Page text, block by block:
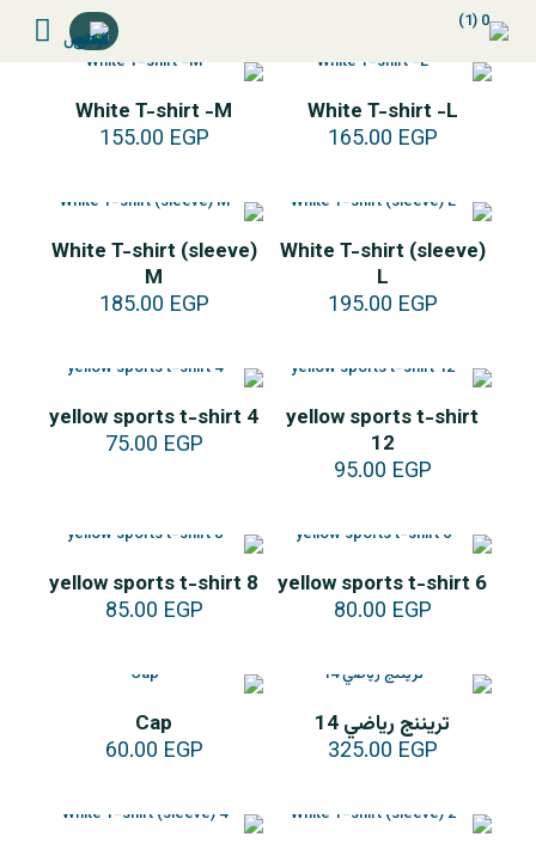
White T-shirt -L
165.00 EGP
White T-shirt -M
155.00 EGP
White T-shirt (sleeve)
L
195.00 EGP
White T-shirt (sleeve)
M
185.00 EGP
yellow sports t-shirt
12
95.00 EGP
yellow sports t-shirt 4
75.00 EGP
yellow sports t-shirt 6
80.00 EGP
yellow sports t-shirt 8
85.00 EGP
تريننج رياضي 14
325.00 EGP
Cap
60.00 EGP